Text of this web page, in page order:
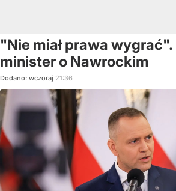
"Nie miał prawa
minister o Nawrockim
Dodano: wczoraj 21:36